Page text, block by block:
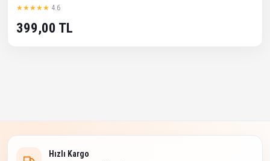
★★★★★ 4.6
399,00 TL
Hızlı Kargo